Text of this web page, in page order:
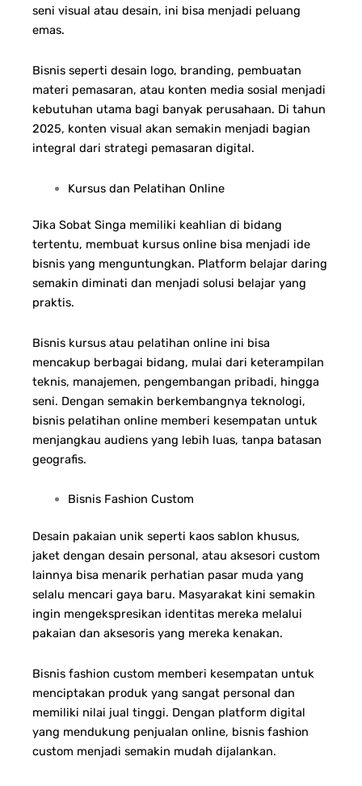
seni visual atau desain, ini bisa menjadi peluang
emas.
Bisnis seperti desain logo, branding, pembuatan
materi pemasaran, atau konten media sosial menjadi
kebutuhan utama bagi banyak perusahaan. Di tahun
2025, konten visual akan semakin menjadi bagian
integral dari strategi pemasaran digital.
Kursus dan Pelatihan Online
Jika Sobat Singa memiliki keahlian di bidang
tertentu, membuat kursus online bisa menjadi ide
bisnis yang menguntungkan. Platform belajar daring
semakin diminati dan menjadi solusi belajar yang
praktis.
Bisnis kursus atau pelatihan online ini bisa
mencakup berbagai bidang, mulai dari keterampilan
teknis, manajemen, pengembangan pribadi, hingga
seni. Dengan semakin berkembangnya teknologi,
bisnis pelatihan online memberi kesempatan untuk
menjangkau audiens yang lebih luas, tanpa batasan
geografis.
Bisnis Fashion Custom
Desain pakaian unik seperti kaos sablon khusus,
jaket dengan desain personal, atau aksesori custom
lainnya bisa menarik perhatian pasar muda yang
selalu mencari gaya baru. Masyarakat kini semakin
ingin mengekspresikan identitas mereka melalui
pakaian dan aksesoris yang mereka kenakan.
Bisnis fashion custom memberi kesempatan untuk
menciptakan produk yang sangat personal dan
memiliki nilai jual tinggi. Dengan platform digital
yang mendukung penjualan online, bisnis fashion
custom menjadi semakin mudah dijalankan.